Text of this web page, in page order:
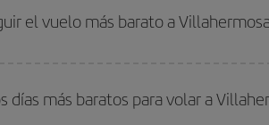
el vuelo más barato a
no tienes decidido un destino concreto para tu
días más baratos para volar a